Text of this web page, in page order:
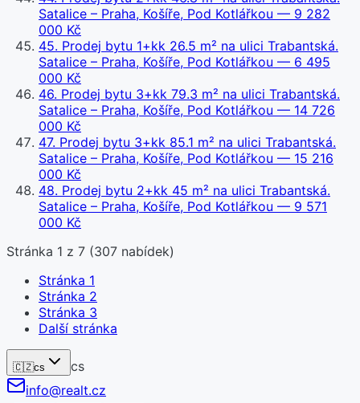
Satalice – Praha, Košíře, Pod Kotlářkou — 9 282
000 Kč
45. Prodej bytu 1+kk 26.5 m² na ulici Trabantská.
Satalice – Praha, Košíře, Pod Kotlářkou — 6 495
000 Kč
46. Prodej bytu 3+kk 79.3 m² na ulici Trabantská.
Satalice – Praha, Košíře, Pod Kotlářkou — 14 726
000 Kč
47. Prodej bytu 3+kk 85.1 m² na ulici Trabantská.
Satalice – Praha, Košíře, Pod Kotlářkou — 15 216
000 Kč
48. Prodej bytu 2+kk 45 m² na ulici Trabantská.
Satalice – Praha, Košíře, Pod Kotlářkou — 9 571
000 Kč
Stránka 1 z 7 (307 nabídek)
Stránka 1
Stránka 2
Stránka 3
Další stránka
🇨🇿cs
cs
info@realt.cz